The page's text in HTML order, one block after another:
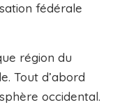
fédérale
région du
Tout d’abord
occidental.